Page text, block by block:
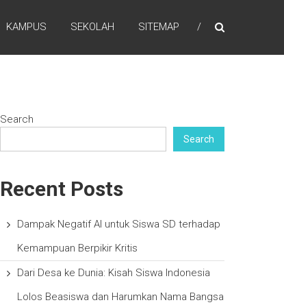
KAMPUS SEKOLAH SITEMAP
Search
Search
Recent Posts
Dampak Negatif AI untuk Siswa SD terhadap
Kemampuan Berpikir Kritis
Dari Desa ke Dunia: Kisah Siswa Indonesia
Lolos Beasiswa dan Harumkan Nama Bangsa